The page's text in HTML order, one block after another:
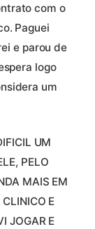
com o
Paguei
e parou de
logo
um
UM
PELO
MAIS EM
E
JOGAR E